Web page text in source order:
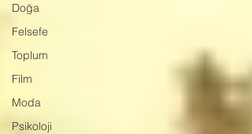
Doğa
Felsefe
Toplum
Film
Moda
Psikoloji